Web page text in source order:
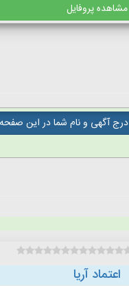
مشاهده پروفایل
درج آگهی و نام شما در این صفحه
اعتماد آریا